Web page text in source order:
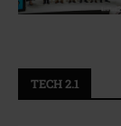
TECH 2.1